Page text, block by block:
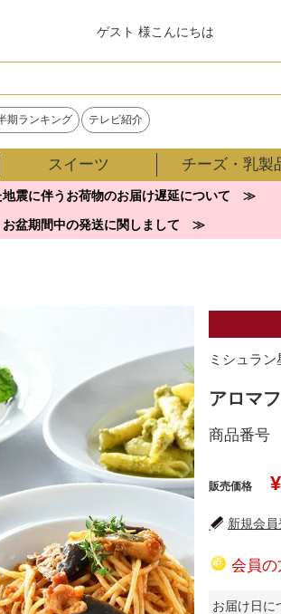
ゲスト 様こんにちは
期ランキング テレビ紹介
スイーツ チーズ・乳製
地震に伴うお荷物のお届け遅延について ≫
お盆期間中の発送に関しまして ≫
ミシュラ
アロマ
商品番号
販売価格 ¥
新規会
会員の
お届け日に